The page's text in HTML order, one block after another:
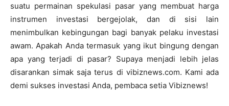
suatu permainan spekulasi pasar yang membuat harga
instrumen investasi bergejolak, dan di sisi lain
menimbulkan kebingungan bagi banyak pelaku investasi
awam. Apakah Anda termasuk yang ikut bingung dengan
apa yang terjadi di pasar? Supaya menjadi lebih jelas
disarankan simak saja terus di vibiznews.com. Kami ada
demi sukses investasi Anda, pembaca setia Vibiznews!